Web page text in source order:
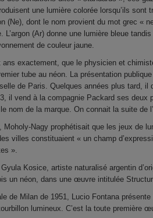
une lumière colorée lorsqu’ils sont
(Ne), dont le nom provient du mot grec «
L’argon (Ar) donne une lumière bleue
de couleur jaune.
ans exactement, que le physicien et
tube au néon. La présentation
de Paris. Quelques années plus tard, il
il vend à la compagnie Packard ses deux
nom de la marque. On connait la suite de
Moholy-Nagy prophétisait que les jeux de
villes constituaient « un champ
».
Kosice, artiste naturalisé argentin
un néon, dans une œuvre intitulée
de Milan de 1951, Lucio Fontana
lumineux. C’est la toute première